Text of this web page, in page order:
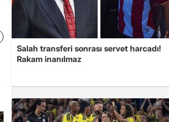
Salah transferi sonrası servet harcadı!
Rakam inanılmaz